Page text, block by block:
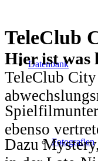
Datenbank
Fotografien
TeleClub
Hier ist was
TeleClub
ebenso
Dazu